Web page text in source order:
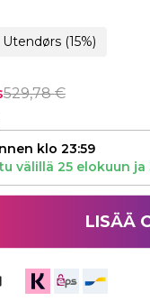
Utendørs (15%)
529,78€
klo 23:59
välillä 25 elokuun ja
LISÄÄ